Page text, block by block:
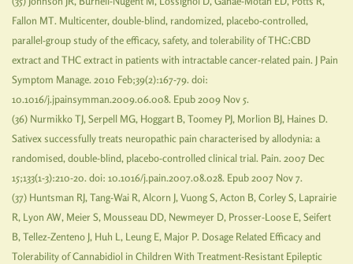
Fallon MT. Multicenter, double-blind, randomized, placebo-controlled,
parallel-group study of the efficacy, safety, and tolerability of THC:CBD
extract and THC extract in patients with intractable cancer-related pain. J Pain
Symptom Manage. 2010 Feb;39(2):167-79. doi:
10.1016/j.jpainsymman.2009.06.008. Epub 2009 Nov 5.
(36) Nurmikko TJ, Serpell MG, Hoggart B, Toomey PJ, Morlion BJ, Haines D.
Sativex successfully treats neuropathic pain characterised by allodynia: a
randomised, double-blind, placebo-controlled clinical trial. Pain. 2007 Dec
15;133(1-3):210-20. doi: 10.1016/j.pain.2007.08.028. Epub 2007 Nov 7.
(37) Huntsman RJ, Tang-Wai R, Alcorn J, Vuong S, Acton B, Corley S, Laprairie
R, Lyon AW, Meier S, Mousseau DD, Newmeyer D, Prosser-Loose E, Seifert
B, Tellez-Zenteno J, Huh L, Leung E, Major P. Dosage Related Efficacy and
Tolerability of Cannabidiol in Children With Treatment-Resistant Epileptic